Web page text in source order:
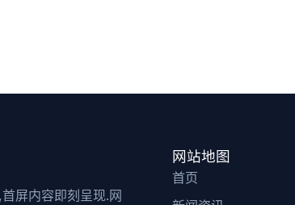
屏内容即刻呈现.网
网站地图
首页